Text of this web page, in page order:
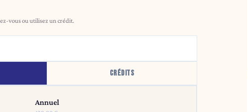
vous ou utilisez un crédit.
CRÉDITS
Annuel